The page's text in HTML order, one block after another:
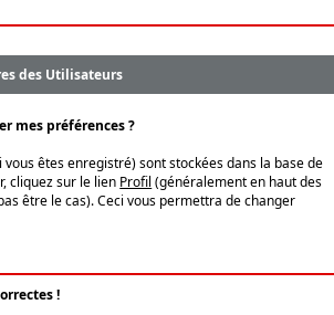
des Utilisateurs
mes préférences ?
êtes enregistré) sont stockées dans la base de
cliquez sur le lien Profil (généralement en haut des
être le cas). Ceci vous permettra de changer
!